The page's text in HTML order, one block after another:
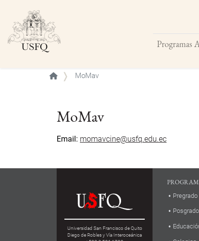
Programas
Buscar
MoMav
MoMav
Email momavcine@usfq.edu.ec
Universidad San Francisco de Quito
Diego de Robles y Vía Interoceánica
Pregrado
Posgrado